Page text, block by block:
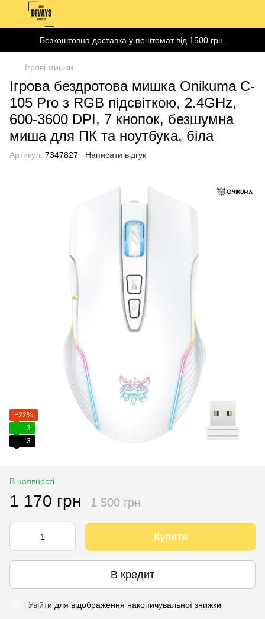
Безкоштовна доставка у поштомат від 1500 грн.
Ігрові мишки
Ігрова бездротова мишка Onikuma C-
105 Pro з RGB підсвіткою, 2.4GHz,
600-3600 DPI, 7 кнопок, безшумна
миша для ПК та ноутбука, біла
Артикул: 7347827 Написати відгук
−22%
3
3
В наявності
1 170 грн 1 500 грн
Купити
В кредит
Увійти для відображення накопичувальної знижки